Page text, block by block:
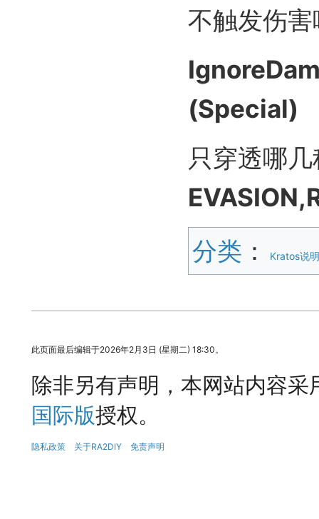
不触发伤
(Special)
只穿透哪
分类 ：​ Kratos说
此页面最后编辑于2026年2月3日 (星期二) 18:30。
除非另有声明，本网站内容采
国际版授权。
隐私政策 关于RA2DIY 免责声明